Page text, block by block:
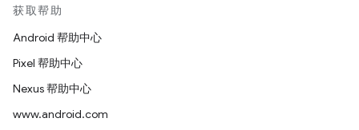
获取帮助
Android 帮助中心
Pixel 帮助中心
Nexus 帮助中心
www.android.com